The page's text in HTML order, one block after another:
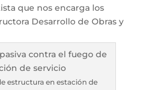
que nos encarga los
Desarrollo de Obras y
estructura en estación de